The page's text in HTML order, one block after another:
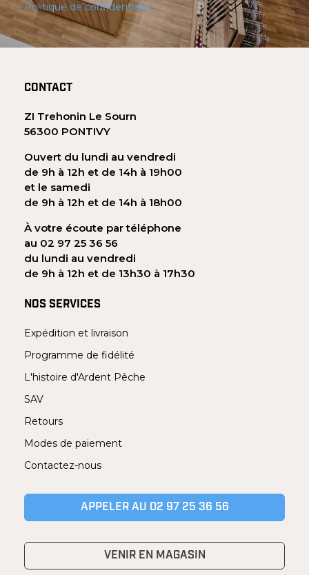
Politique de confidentialité
CONTACT
ZI Trehonin Le Sourn
56300 PONTIVY
Ouvert du lundi au vendredi
de 9h à 12h et de 14h à 19h00
et le samedi
de 9h à 12h et de 14h à 18h00
À votre écoute par téléphone
au 02 97 25 36 56
du lundi au vendredi
de 9h à 12h et de 13h30 à 17h30
NOS SERVICES
Expédition et livraison
Programme de fidélité
L'histoire d'Ardent Pêche
SAV
Retours
Modes de paiement
Contactez-nous
APPELER AU 02 97 25 36 56
VENIR EN MAGASIN